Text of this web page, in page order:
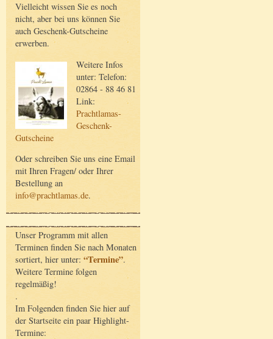
Vielleicht wissen Sie es noch
nicht, aber bei uns können Sie
auch Geschenk-Gutscheine
erwerben.
Weitere Infos
unter: Telefon:
02864 - 88 46 81
Link:
Prachtlamas-
Geschenk-
Gutscheine
Oder schreiben Sie uns eine Email
mit Ihren Fragen/ oder Ihrer
Bestellung an
info@prachtlamas.de.
Unser Programm mit allen
Terminen finden Sie nach Monaten
sortiert, hier unter: “Termine”.
Weitere Termine folgen
regelmäßig!
.
Im Folgenden finden Sie hier auf
der Startseite ein paar Highlight-
Termine: